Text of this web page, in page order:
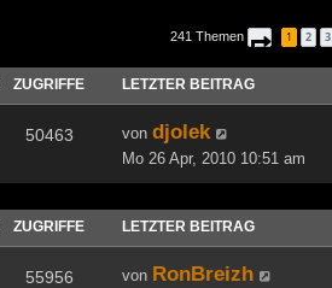
241 Themen Seite von
1 2 3
ZUGRIFFE LETZTER BEITRAG
50463 von djolek
Mo 26 Apr, 2010 10:51 am
ZUGRIFFE LETZTER BEITRAG
55956 von RonBreizh